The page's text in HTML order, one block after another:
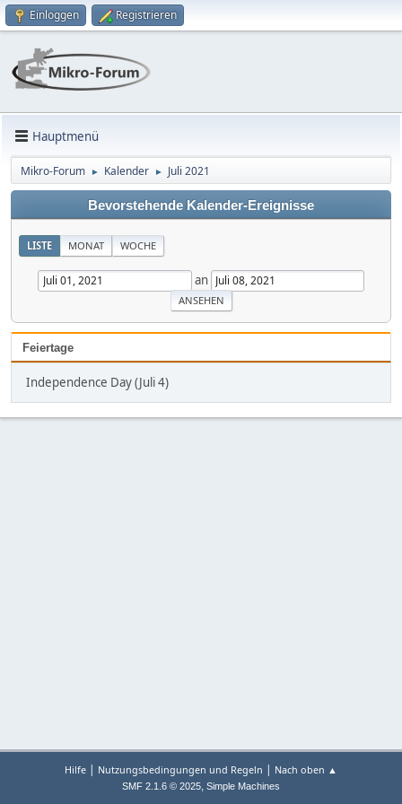
Einloggen Registrieren
Hauptmenü
Mikro-Forum ► Kalender ► Juli 2021
Bevorstehende Kalender-Ereignisse
LISTE MONAT WOCHE
an
Feiertage
Independence Day (Juli 4)
Hilfe | Nutzungsbedingungen und Regeln | Nach oben ▲
SMF 2.1.6 © 2025, Simple Machines